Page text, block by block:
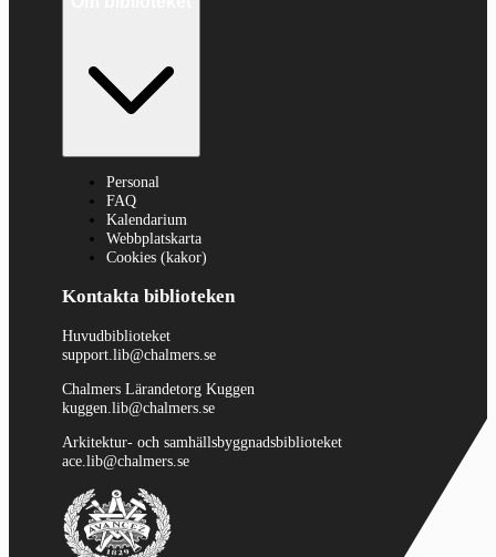
Personal
FAQ
Kalendarium
Webbplatskarta
Cookies (kakor)
Kontakta biblioteken
Huvudbiblioteket
support.lib@chalmers.se
Chalmers Lärandetorg Kuggen
kuggen.lib@chalmers.se
Arkitektur- och samhällsbyggnadsbiblioteket
ace.lib@chalmers.se